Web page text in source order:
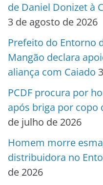
de Daniel Donizet à
3 de agosto de 2026
Prefeito do Entorno
Mangão declara
aliança com Caiado
PCDF procura por
após briga por copo
de julho de 2026
Homem morre
distribuidora no
de 2026